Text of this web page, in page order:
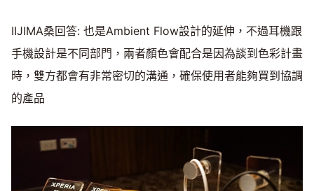
IIJIMA桑回答: 也是Ambient Flow設計的延伸，不過耳機跟
手機設計是不同部門，兩者顏色會配合是因為談到色彩計畫
時，雙方都會有非常密切的溝通，確保使用者能夠買到協調
的產品